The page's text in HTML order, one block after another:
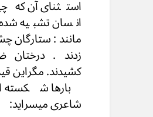
استثنای آن که
انسان تشبیه
مانند :
زدند .
کشیدند. مگراین
بارها
شاعری میسراید: